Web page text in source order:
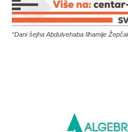
“Dani šejha Abdulvehaba Ilhamije